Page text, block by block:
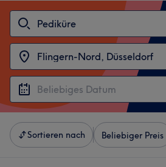
Sortieren nach Beliebiger Preis